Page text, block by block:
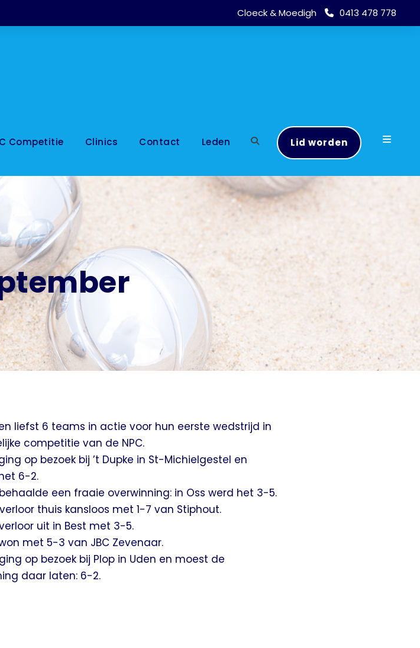
Cloeck & Moedigh 0413 478 778
Competitie Clinics Contact Leden Lid worden
liefst 6 teams in actie voor hun eerste wedstrijd in
competitie van de NPC.
op bezoek bij ’t Dupke in St-Michielgestel en
6-2.
een fraaie overwinning: in Oss werd het 3-5.
thuis kansloos met 1-7 van Stiphout.
uit in Best met 3-5.
met 5-3 van JBC Zevenaar.
op bezoek bij Plop in Uden en moest de
daar laten: 6-2.